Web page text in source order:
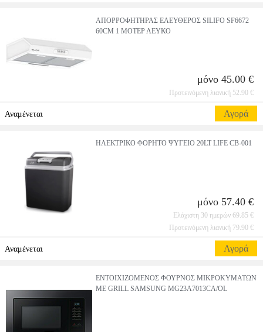
ΑΠΟΡΡΟΦΗΤΗΡΑΣ ΕΛΕΥΘΕΡΟΣ SILIFO SF6672
60CM 1 ΜΟΤΕΡ ΛΕΥΚΟ
μόνο 45.00 €
Προτεινόμενη λιανική 52.90 €
Αναμένεται Αγορά
ΗΛΕΚΤΡΙΚΟ ΦΟΡΗΤΟ ΨΥΓΕΙΟ 20LT LIFE CB-001
μόνο 57.40 €
Ελάχιστη 30 ημερών 69.85 €
Προτεινόμενη λιανική 79.90 €
Αναμένεται Αγορά
ΕΝΤΟΙΧΙΖΟΜΕΝΟΣ ΦΟΥΡΝΟΣ ΜΙΚΡΟΚΥΜΑΤΩΝ
ΜΕ GRILL SAMSUNG MG23A7013CA/OL